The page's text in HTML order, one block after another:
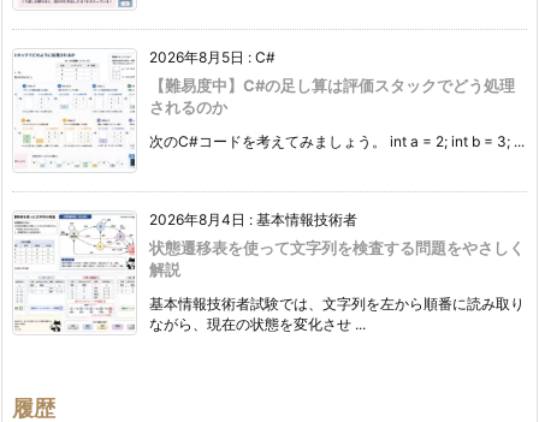
2026年8月5日 : C#
【難易度中】C#の足し算は評価スタックでどう処理
されるのか
次のC#コードを考えてみましょう。 int a = 2; int b = 3; ...
2026年8月4日 : 基本情報技術者
状態遷移表を使って文字列を検査する問題をやさしく
解説
基本情報技術者試験では、文字列を左から順番に読み取り
ながら、現在の状態を変化させ ...
履歴